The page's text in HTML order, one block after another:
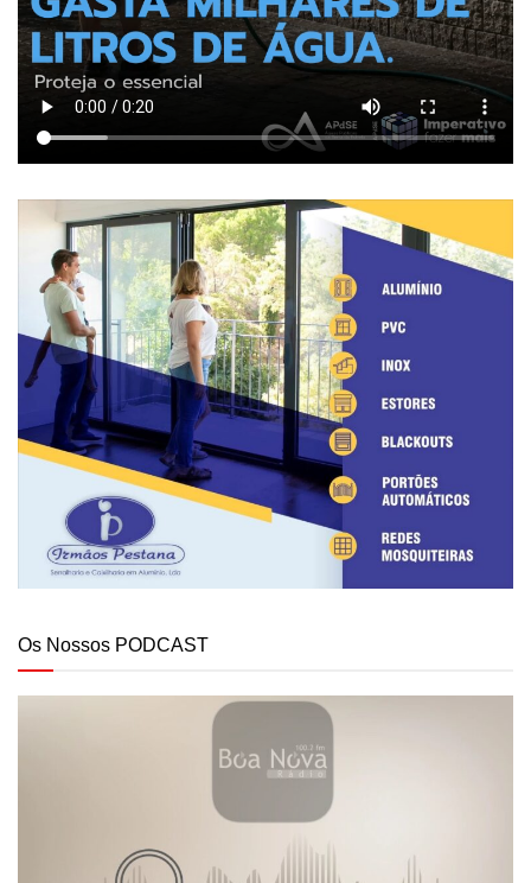
Os Nossos PODCAST